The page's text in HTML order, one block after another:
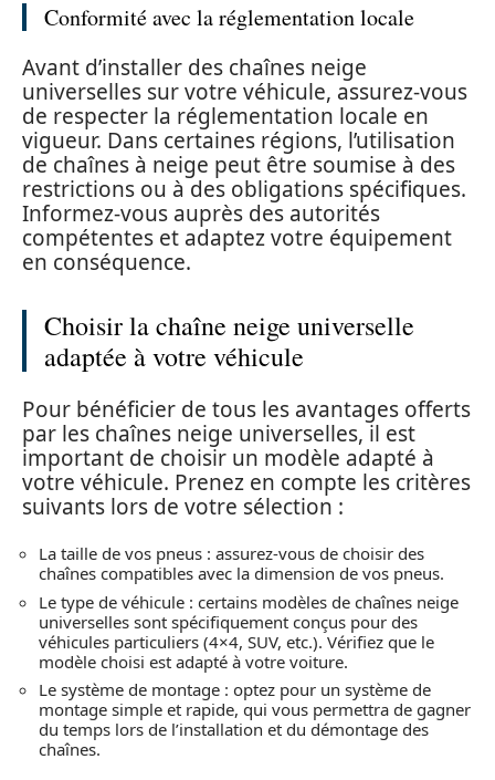
Conformité avec la réglementation locale
Avant d’installer des chaînes neige
universelles sur votre véhicule, assurez-vous
de respecter la réglementation locale en
vigueur. Dans certaines régions, l’utilisation
de chaînes à neige peut être soumise à des
restrictions ou à des obligations spécifiques.
Informez-vous auprès des autorités
compétentes et adaptez votre équipement
en conséquence.
Choisir la chaîne neige universelle
adaptée à votre véhicule
Pour bénéficier de tous les avantages offerts
par les chaînes neige universelles, il est
important de choisir un modèle adapté à
votre véhicule. Prenez en compte les critères
suivants lors de votre sélection :
La taille de vos pneus : assurez-vous de choisir des
chaînes compatibles avec la dimension de vos pneus.
Le type de véhicule : certains modèles de chaînes neige
universelles sont spécifiquement conçus pour des
véhicules particuliers (4×4, SUV, etc.). Vérifiez que le
modèle choisi est adapté à votre voiture.
Le système de montage : optez pour un système de
montage simple et rapide, qui vous permettra de gagner
du temps lors de l’installation et du démontage des
chaînes.